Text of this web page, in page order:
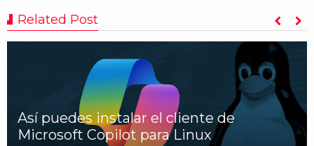
Related Post
Así puedes instalar el cliente de
Microsoft Copilot para Linux